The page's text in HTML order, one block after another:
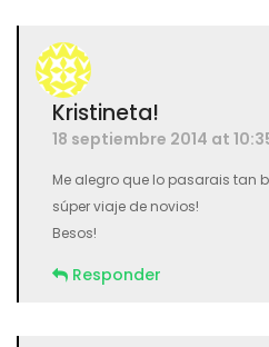
Kristineta!
18 septiembre 2014 at
Me alegro que lo pasarais tan
súper viaje de novios!
Besos!
Responder